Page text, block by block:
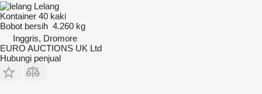
Lelang
Kontainer 40 kaki
Bobot bersih 4.260 kg
Inggris, Dromore
EURO AUCTIONS UK Ltd
Hubungi penjual